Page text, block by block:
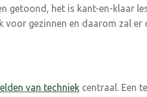
getoond, het is kant-en-klaar
voor gezinnen en daarom zal er
van techniek centraal. Een